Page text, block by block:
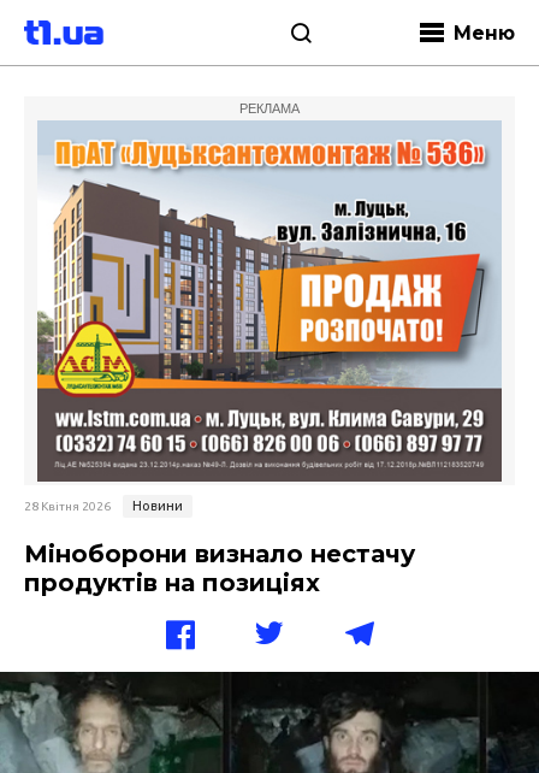
Меню
РЕКЛАМА
28 Квітня 2026 Новини
Міноборони визнало нестачу
продуктів на позиціях